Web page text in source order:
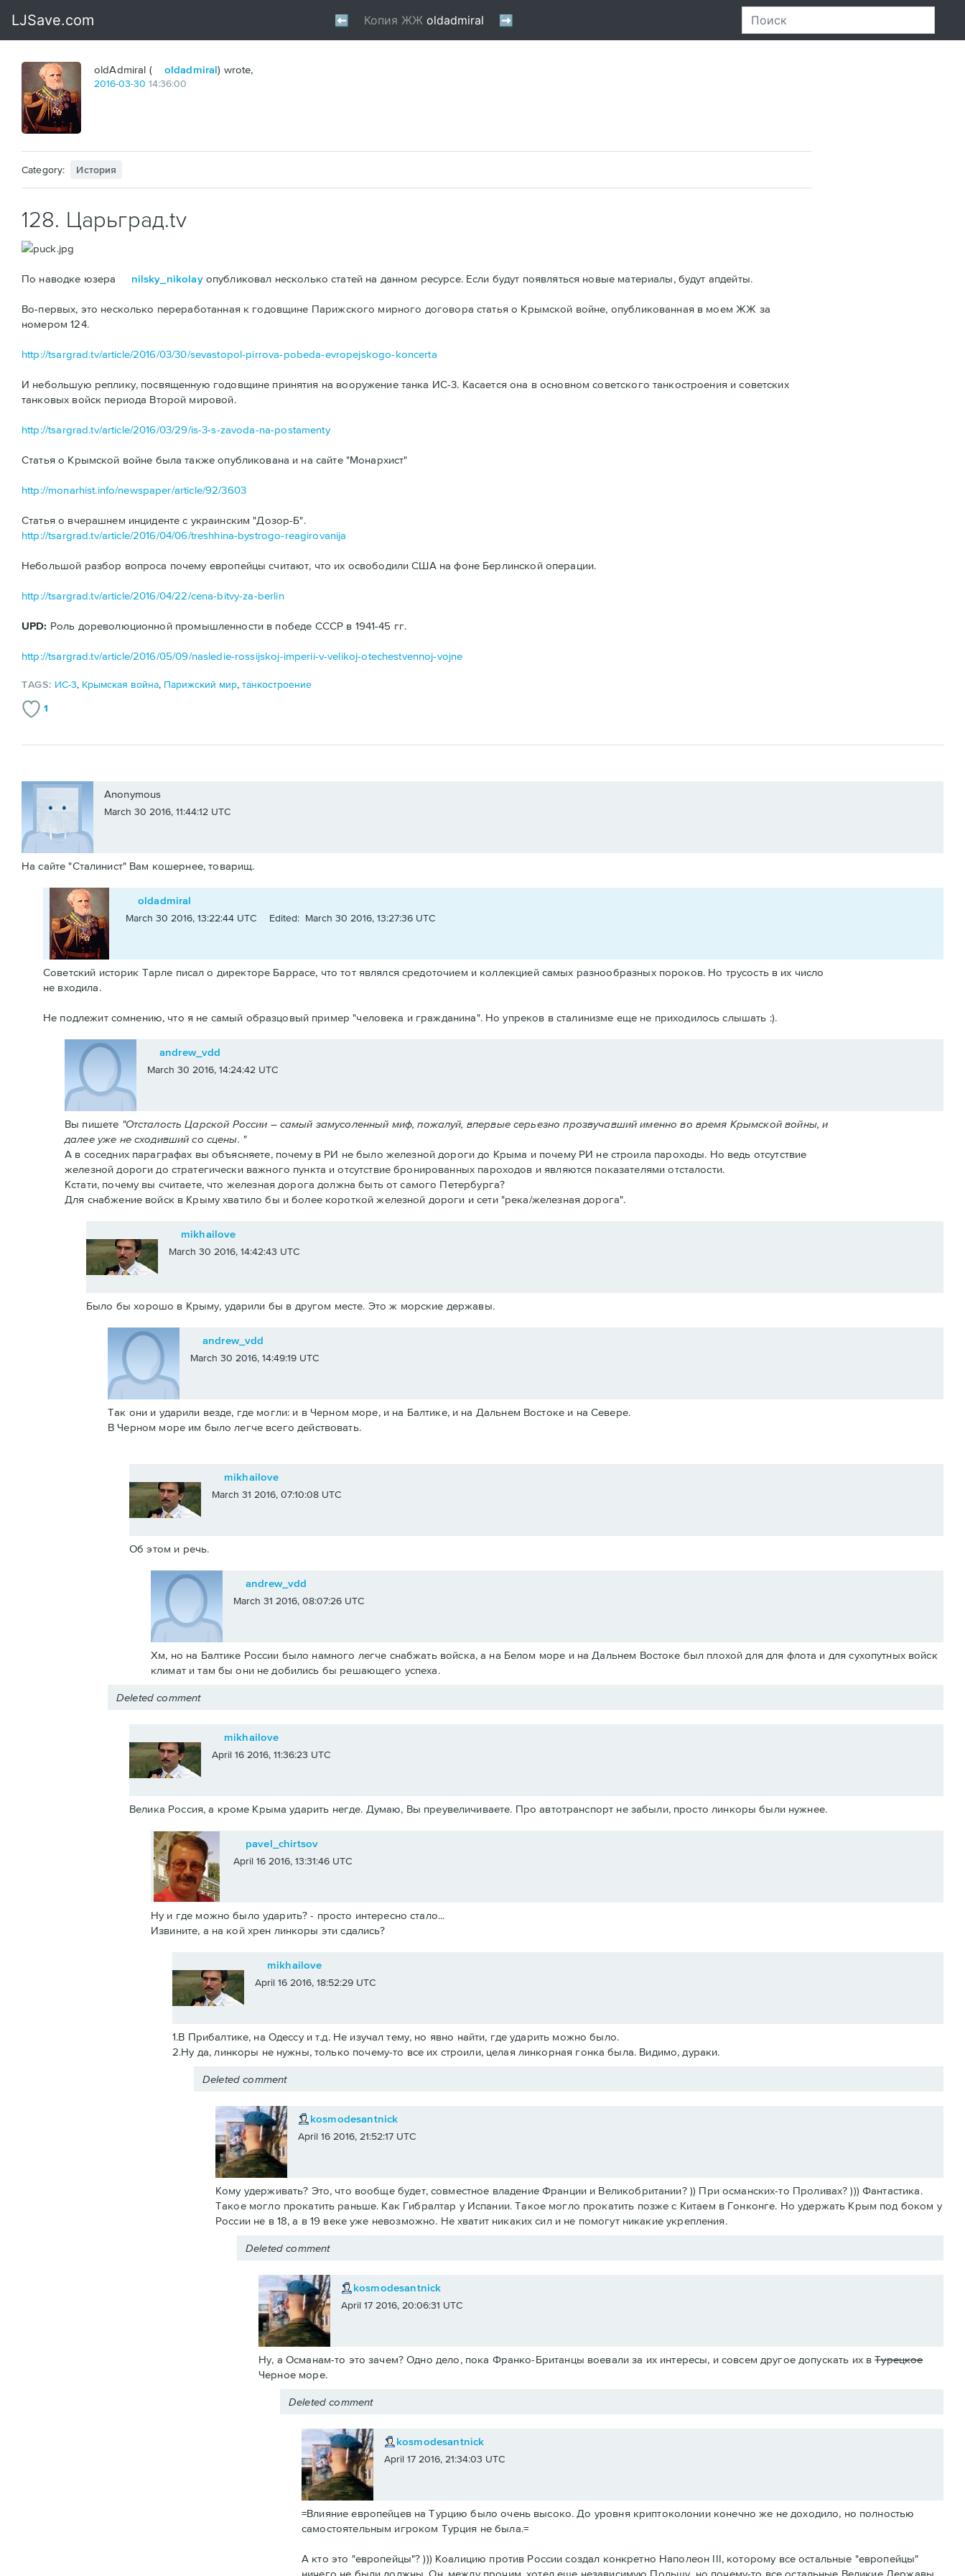
oldAdmiral ( oldadmiral) wrote,
2016-03-30 14:36:00
Category: История
128. Царьград.tv
По наводке юзера nilsky_nikolayопубликовал несколько статей на данном ресурсе. Если будут появляться новые материалы, будут апдейты.
Во-первых, это несколько переработанная к годовщине Парижского мирного договора статья о Крымской войне, опубликованная в моем ЖЖ за
номером 124.
http://tsargrad.tv/article/2016/03/30/sevastopol-pirrova-pobeda-evropejskogo-koncerta
И небольшую реплику, посвященную годовщине принятия на вооружение танка ИС-3. Касается она в основном советского танкостроения и советских
танковых войск периода Второй мировой.
http://tsargrad.tv/article/2016/03/29/is-3-s-zavoda-na-postamenty
Статья о Крымской войне была также опубликована и на сайте "Монархист"
http://monarhist.info/newspaper/article/92/3603
Статья о вчерашнем инциденте с украинским "Дозор-Б".
http://tsargrad.tv/article/2016/04/06/treshhina-bystrogo-reagirovanija
Небольшой разбор вопроса почему европейцы считают, что их освободили США на фоне Берлинской операции.
http://tsargrad.tv/article/2016/04/22/cena-bitvy-za-berlin
UPD: Роль дореволюционной промышленности в победе СССР в 1941-45 гг.
http://tsargrad.tv/article/2016/05/09/nasledie-rossijskoj-imperii-v-velikoj-otechestvennoj-vojne
TAGS: ИС-3, Крымская война, Парижский мир,танкостроение
1
Anonymous
March 30 2016, 11:44:12 UTC
На сайте "Сталинист" Вам кошернее, товарищ.
oldadmiral
March 30 2016, 13:22:44 UTC Edited: March 30 2016, 13:27:36 UTC
Советский историк Тарле писал о директоре Баррасе, что тот являлся средоточием и коллекцией самых разнообразных пороков. Но трусость в их число
не входила.
Не подлежит сомнению, что я не самый образцовый пример "человека и гражданина". Но упреков в сталинизме еще не приходилось слышать :).
andrew_vdd
March 30 2016, 14:24:42 UTC
Вы пишете "Отсталость Царской России – самый замусоленный миф, пожалуй, впервые серьезно прозвучавший именно во время Крымской войны, и
далее уже не сходивший со сцены. "
А в соседних параграфах вы объясняете, почему в РИ не было железной дороги до Крыма и почему РИ не строила пароходы. Но ведь отсутствие
железной дороги до стратегически важного пункта и отсутствие бронированных пароходов и являются показателями отсталости.
Кстати, почему вы считаете, что железная дорога должна быть от самого Петербурга?
Для снабжение войск в Крыму хватило бы и более короткой железной дороги и сети "река/железная дорога".
mikhailove
March 30 2016, 14:42:43 UTC
Было бы хорошо в Крыму, ударили бы в другом месте. Это ж морские державы.
andrew_vdd
March 30 2016, 14:49:19 UTC
Так они и ударили везде, где могли: и в Черном море, и на Балтике, и на Дальнем Востоке и на Севере.
В Черном море им было легче всего действовать.
mikhailove
March 31 2016, 07:10:08 UTC
Об этом и речь.
andrew_vdd
March 31 2016, 08:07:26 UTC
Хм, но на Балтике России было намного легче снабжать войска, а на Белом море и на Дальнем Востоке был плохой для для флота и для сухопутных войск
климат и там бы они не добились бы решающего успеха.
Deleted comment
mikhailove
April 16 2016, 11:36:23 UTC
Велика Россия, а кроме Крыма ударить негде. Думаю, Вы преувеличиваете. Про автотранспорт не забыли, просто линкоры были нужнее.
pavel_chirtsov
April 16 2016, 13:31:46 UTC
Ну и где можно было ударить? - просто интересно стало...
Извините, а на кой хрен линкоры эти сдались?
mikhailove
April 16 2016, 18:52:29 UTC
1.В Прибалтике, на Одессу и т.д. Не изучал тему, но явно найти, где ударить можно было.
2.Ну да, линкоры не нужны, только почему-то все их строили, целая линкорная гонка была. Видимо, дураки.
Deleted comment
kosmodesantnick
April 16 2016, 21:52:17 UTC
Кому удерживать? Это, что вообще будет, совместное владение Франции и Великобритании? )) При османских-то Проливах? ))) Фантастика.
Такое могло прокатить раньше. Как Гибралтар у Испании. Такое могло прокатить позже с Китаем в Гонконге. Но удержать Крым под боком у
России не в 18, а в 19 веке уже невозможно. Не хватит никаких сил и не помогут никакие укрепления.
Deleted comment
kosmodesantnick
April 17 2016, 20:06:31 UTC
Ну, а Османам-то это зачем? Одно дело, пока Франко-Британцы воевали за их интересы, и совсем другое допускать их вТурецкое
Черное море.
Deleted comment
kosmodesantnick
April 17 2016, 21:34:03 UTC
=Влияние европейцев на Турцию было очень высоко. До уровня криптоколонии конечно же не доходило, но полностью
самостоятельным игроком Турция не была.=
А кто это "европейцы"? ))) Коалицию против России создал конкретно Наполеон III, которому все остальные "европейцы"